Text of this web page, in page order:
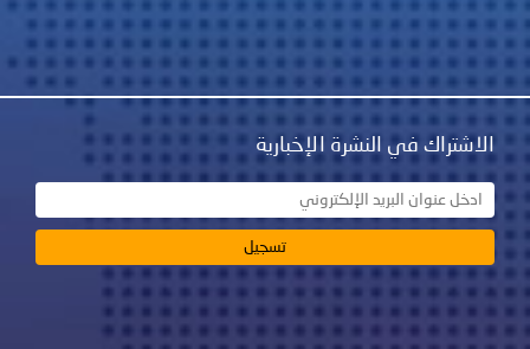
الاشتراك في النشرة الإخبارية